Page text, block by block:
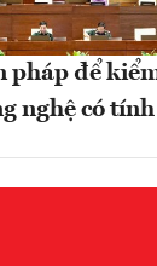
pháp để
nghệ có